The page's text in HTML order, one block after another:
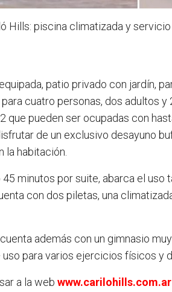
Hills: piscina climatizada y
patio privado con jardín,
cuatro personas, dos adultos y
que pueden ser ocupadas con
de un exclusivo desayuno
la habitación.
minutos por suite, abarca el uso
con dos piletas, una
además con un gimnasio
para varios ejercicios físicos y
a la web www.carilohills.com.ar